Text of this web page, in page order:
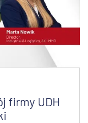
firmy UDH